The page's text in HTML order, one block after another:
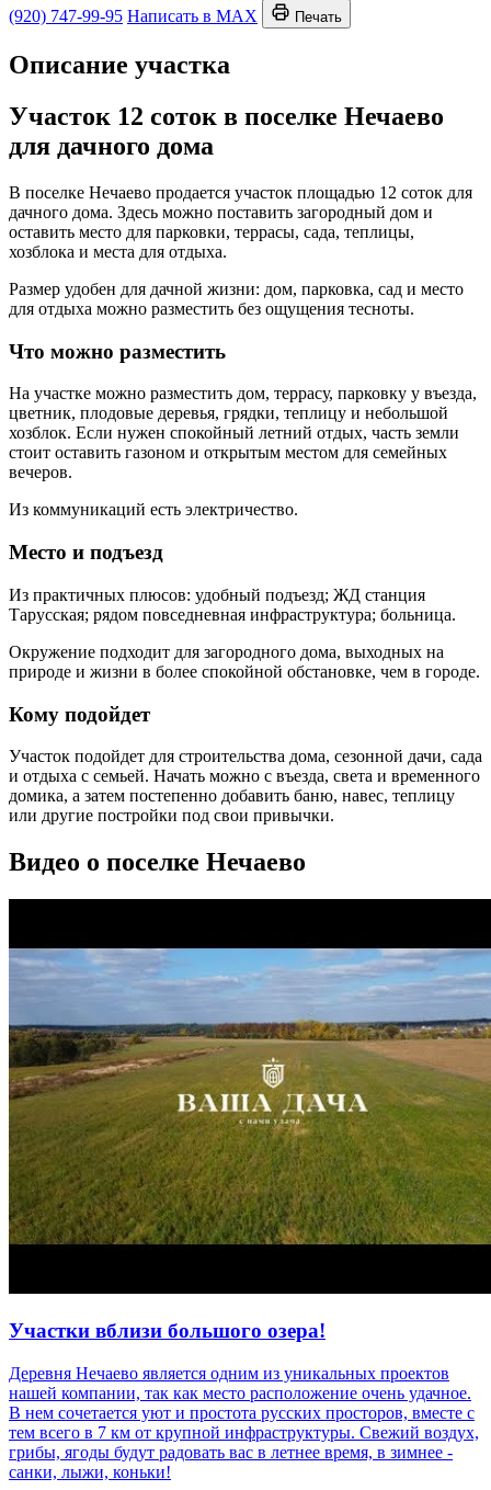
(920) 747-99-95 Написать в MAX Печать
Описание участка
Участок 12 соток в поселке Нечаево
для дачного дома
В поселке Нечаево продается участок площадью 12 соток для
дачного дома. Здесь можно поставить загородный дом и
оставить место для парковки, террасы, сада, теплицы,
хозблока и места для отдыха.
Размер удобен для дачной жизни: дом, парковка, сад и место
для отдыха можно разместить без ощущения тесноты.
Что можно разместить
На участке можно разместить дом, террасу, парковку у въезда,
цветник, плодовые деревья, грядки, теплицу и небольшой
хозблок. Если нужен спокойный летний отдых, часть земли
стоит оставить газоном и открытым местом для семейных
вечеров.
Из коммуникаций есть электричество.
Место и подъезд
Из практичных плюсов: удобный подъезд; ЖД станция
Тарусская; рядом повседневная инфраструктура; больница.
Окружение подходит для загородного дома, выходных на
природе и жизни в более спокойной обстановке, чем в городе.
Кому подойдет
Участок подойдет для строительства дома, сезонной дачи, сада
и отдыха с семьей. Начать можно с въезда, света и временного
домика, а затем постепенно добавить баню, навес, теплицу
или другие постройки под свои привычки.
Видео о поселке Нечаево
Участки вблизи большого озера!
Деревня Нечаево является одним из уникальных проектов
нашей компании, так как место расположение очень удачное.
В нем сочетается уют и простота русских просторов, вместе с
тем всего в 7 км от крупной инфраструктуры. Свежий воздух,
грибы, ягоды будут радовать вас в летнее время, в зимнее -
санки, лыжи, коньки!